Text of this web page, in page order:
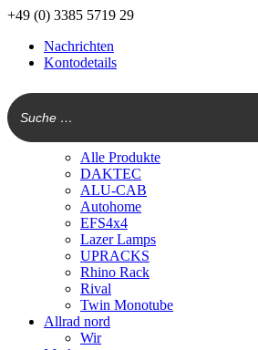
+49 (0) 3385 5719 29
Nachrichten
Kontodetails
Alle Produkte
DAKTEC
ALU-CAB
Autohome
EFS4x4
Lazer Lamps
UPRACKS
Rhino Rack
Rival
Twin Monotube
Allrad nord
Wir